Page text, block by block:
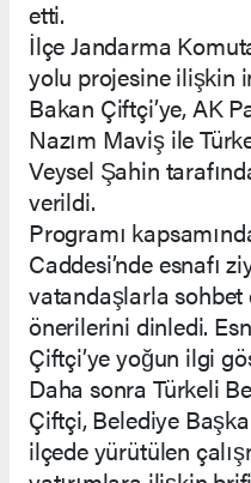
etti.
İlçe Jandarma
yolu projesine ilişkin
Bakan Çiftçi’ye, AK
Nazım Maviş ile
Veysel Şahin
verildi.
Programı
Caddesi’nde esnafı
vatandaşlarla sohbet
önerilerini dinledi.
Çiftçi’ye yoğun ilgi
Daha sonra Türkeli
Çiftçi, Belediye
ilçede yürütülen